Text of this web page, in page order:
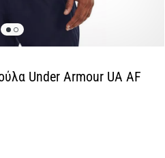
Under Armour UA AF